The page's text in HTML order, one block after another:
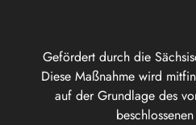
Gefördert durch die
Diese Maßnahme wird
auf der Grundlage des